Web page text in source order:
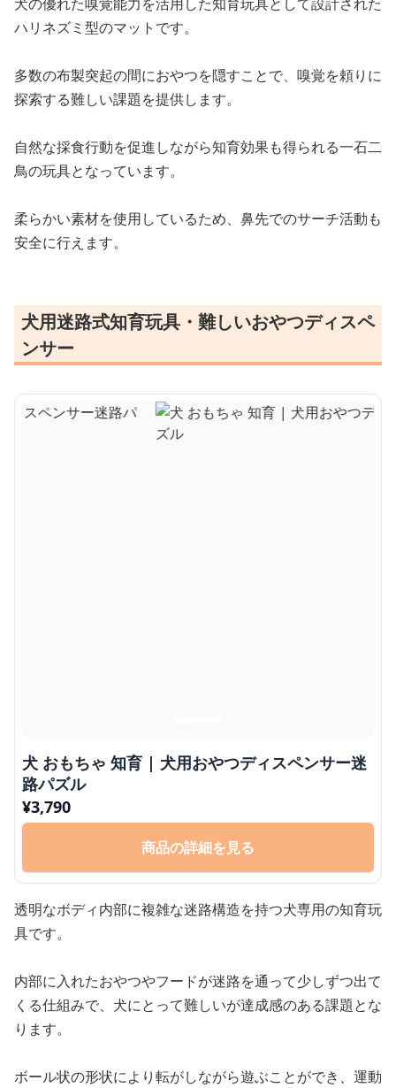
ハリネズミ型のマットです。
多数の布製突起の間におやつを隠すことで、嗅覚を頼りに
探索する難しい課題を提供します。
自然な採食行動を促進しながら知育効果も得られる一石二
鳥の玩具となっています。
柔らかい素材を使用しているため、鼻先でのサーチ活動も
安全に行えます。
犬用迷路式知育玩具・難しいおやつディスペ
ンサー
犬 おもちゃ 知育 | 犬用おやつディスペンサー迷
路パズル
¥3,790
商品の詳細を見る
透明なボディ内部に複雑な迷路構造を持つ犬専用の知育玩
具です。
内部に入れたおやつやフードが迷路を通って少しずつ出て
くる仕組みで、犬にとって難しいが達成感のある課題とな
ります。
ボール状の形状により転がしながら遊ぶことができ、運動